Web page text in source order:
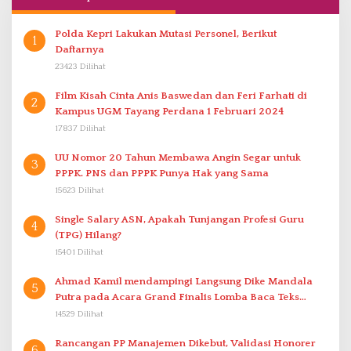
1
Polda Kepri Lakukan Mutasi Personel, Berikut
Daftarnya
23423 Dilihat
2
Film Kisah Cinta Anis Baswedan dan Feri Farhati di
Kampus UGM Tayang Perdana 1 Februari 2024
17837 Dilihat
3
UU Nomor 20 Tahun Membawa Angin Segar untuk
PPPK. PNS dan PPPK Punya Hak yang Sama
15623 Dilihat
4
Single Salary ASN, Apakah Tunjangan Profesi Guru
(TPG) Hilang?
15401 Dilihat
5
Ahmad Kamil mendampingi Langsung Dike Mandala
Putra pada Acara Grand Finalis Lomba Baca Teks
Proklamasi Mirip Bung Karno di Bali
14529 Dilihat
Rancangan PP Manajemen Dikebut, Validasi Honorer